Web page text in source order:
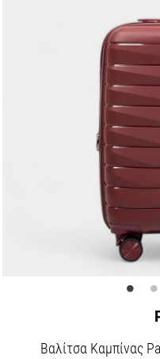
Βαλίτσα Καμπίνας